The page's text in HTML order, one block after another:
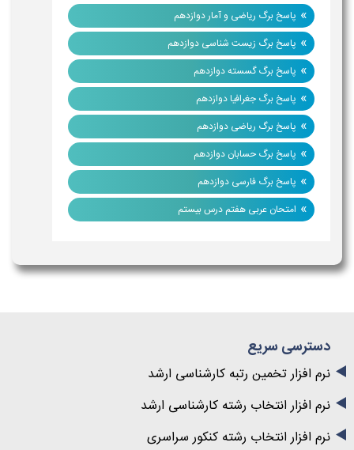
» پاسخ برگ ریاضی و آمار دوازدهم
» پاسخ برگ زیست شناسی دوازدهم
» پاسخ برگ گسسته دوازدهم
» پاسخ برگ جغرافیا دوازدهم
» پاسخ برگ ریاضی دوازدهم
» پاسخ برگ حسابان دوازدهم
» پاسخ برگ فارسی دوازدهم
» امتحان عربی هفتم درس بیستم
دسترسی سریع
نرم افزار تخمین رتبه کارشناسی ارشد
نرم افزار انتخاب رشته کارشناسی ارشد
نرم افزار انتخاب رشته کنکور سراسری